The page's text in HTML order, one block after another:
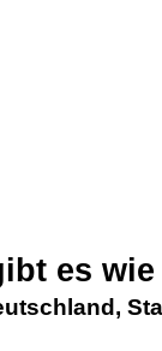
es